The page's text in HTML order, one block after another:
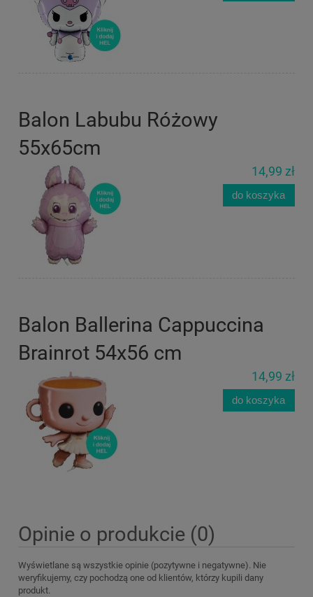
Balon Labubu Różowy
55x65cm
14,99 zł
do koszyka
Balon Ballerina Cappuccina
Brainrot 54x56 cm
14,99 zł
do koszyka
Opinie o produkcie (0)
Wyświetlane są wszystkie opinie (pozytywne i negatywne). Nie
weryfikujemy, czy pochodzą one od klientów, którzy kupili dany
produkt.